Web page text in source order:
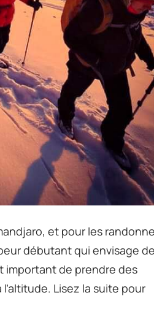
et pour les
débutant qui envisage
important de prendre des
Lisez la suite pour